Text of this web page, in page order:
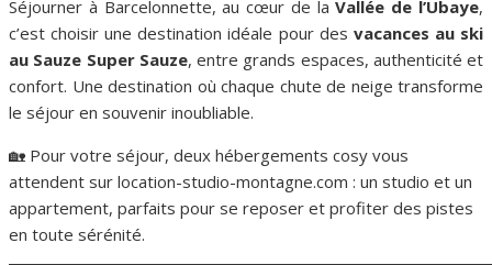
Séjourner à Barcelonnette, au cœur de laVallée de l’Ubaye,
c’est choisir une destination idéale pour des vacances au ski
au Sauze Super Sauze, entre grands espaces, authenticité et
confort. Une destination où chaque chute de neige transforme
le séjour en souvenir inoubliable.
🏡 Pour votre séjour, deux hébergements cosy vous
attendent sur location-studio-montagne.com : un studio et un
appartement, parfaits pour se reposer et profiter des pistes
en toute sérénité.